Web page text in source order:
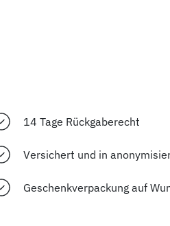
14 Tage Rückgaberecht
Versichert und in
Geschenkverpackung auf